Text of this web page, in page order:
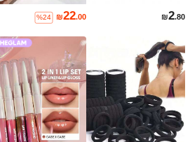
₪2.80
₪22.00
%24